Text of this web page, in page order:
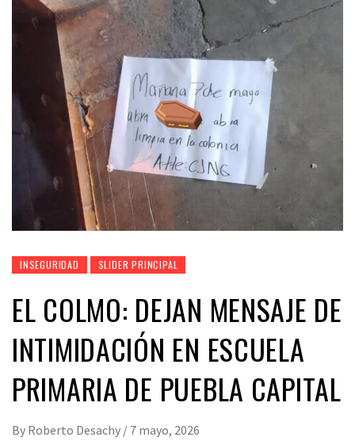
INSEGURIDAD SLIDER PRINCIPAL
EL COLMO: DEJAN MENSAJE DE
INTIMIDACIÓN EN ESCUELA
PRIMARIA DE PUEBLA CAPITAL
By Roberto Desachy / 7 mayo, 2026